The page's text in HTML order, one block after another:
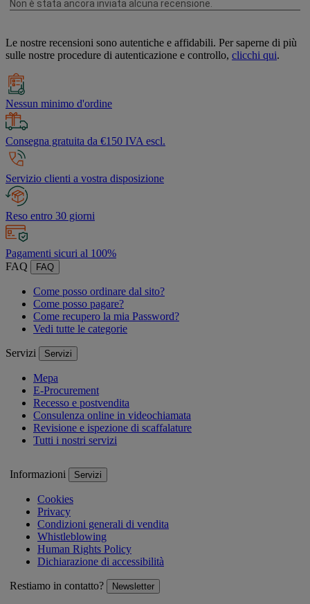
Le nostre recensioni sono autentiche e affidabili. Per saperne di più
sulle nostre procedure di autenticazione e controllo, clicchi qui.
Nessun minimo d'ordine
Consegna gratuita da €150 IVA escl.
Servizio clienti a vostra disposizione
Reso entro 30 giorni
Pagamenti sicuri al 100%
FAQ
FAQ
Come posso ordinare dal sito?
Come posso pagare?
Come recupero la mia Password?
Vedi tutte le categorie
Servizi Servizi
Mepa
E-Procurement
Recesso e postvendita
Consulenza online in videochiamata
Revisione e ispezione di scaffalature
Tutti i nostri servizi
Informazioni Servizi
Cookies
Privacy
Condizioni generali di vendita
Whistleblowing
Human Rights Policy
Dichiarazione di accessibilità
Restiamo in contatto? Newsletter